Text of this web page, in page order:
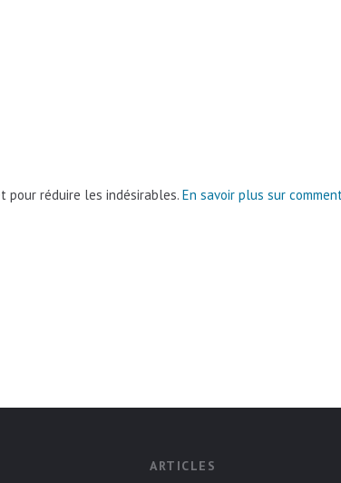
pour réduire les indésirables. En savoir plus sur
ARTICLES